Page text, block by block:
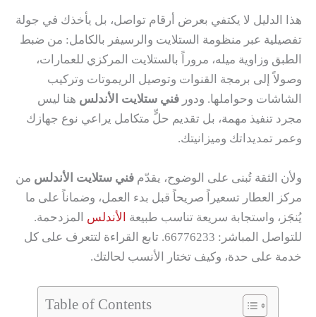
هذا الدليل لا يكتفي بعرض أرقام تواصل، بل يأخذك في جولة
تفصيلية عبر منظومة الستلايت والرسيفر بالكامل: من ضبط
الطبق وزاوية ميله، مروراً بالستلايت المركزي للعمارات،
وصولاً إلى برمجة القنوات وتوصيل الريموتات وتركيب
الشاشات وحواملها. ودور فني ستلايت الأندلس هنا ليس
مجرد تنفيذ مهمة، بل تقديم حلٍّ متكامل يراعي نوع جهازك
وعمر تمديداتك وميزانيتك.
ولأن الثقة تُبنى على الوضوح، يقدّم فني ستلايت الأندلس من
مركز العطار تسعيراً صريحاً قبل بدء العمل، وضماناً على ما
يُنجَز، واستجابة سريعة تناسب طبيعة
الأندلس المزدحمة.
للتواصل المباشر: 66776233. تابع القراءة لتتعرف على كل
خدمة على حدة، وكيف تختار الأنسب لحالتك.
Table of Contents